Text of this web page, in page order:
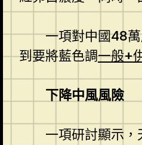
一項對中國48
到要將藍色調一般+
下降中風風險
一項研討顯示